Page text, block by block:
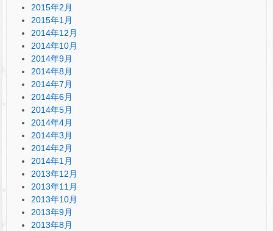
2015年2月
2015年1月
2014年12月
2014年10月
2014年9月
2014年8月
2014年7月
2014年6月
2014年5月
2014年4月
2014年3月
2014年2月
2014年1月
2013年12月
2013年11月
2013年10月
2013年9月
2013年8月